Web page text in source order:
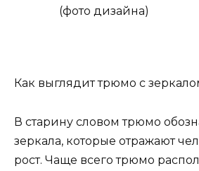
(фото дизайна)
Как выглядит трюмо с
В старину словом трюмо
зеркала, которые отражают
рост. Чаще всего трюмо